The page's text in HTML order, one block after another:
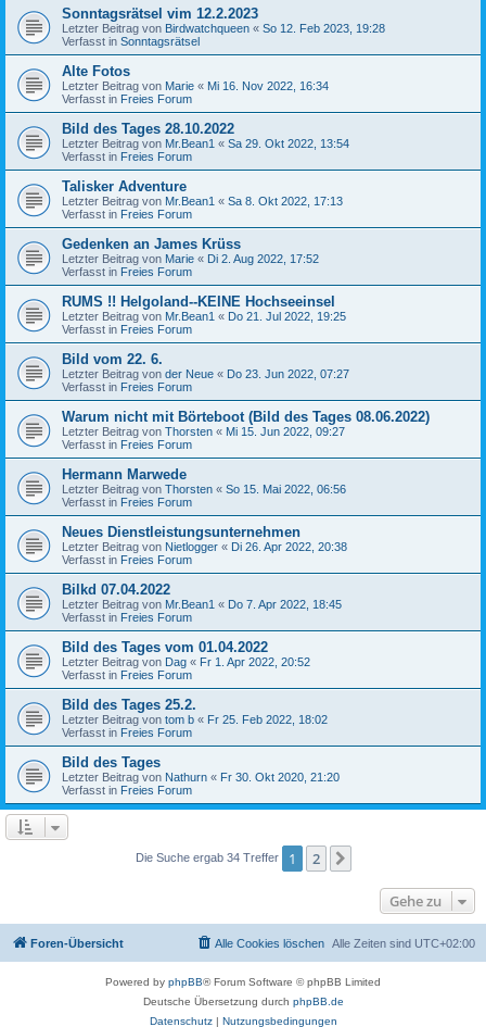
Sonntagsrätsel vim 12.2.2023
Letzter Beitrag von Birdwatchqueen « So 12. Feb 2023, 19:28
Verfasst in Sonntagsrätsel
Alte Fotos
Letzter Beitrag von Marie « Mi 16. Nov 2022, 16:34
Verfasst in Freies Forum
Bild des Tages 28.10.2022
Letzter Beitrag von Mr.Bean1 « Sa 29. Okt 2022, 13:54
Verfasst in Freies Forum
Talisker Adventure
Letzter Beitrag von Mr.Bean1 « Sa 8. Okt 2022, 17:13
Verfasst in Freies Forum
Gedenken an James Krüss
Letzter Beitrag von Marie « Di 2. Aug 2022, 17:52
Verfasst in Freies Forum
RUMS !! Helgoland--KEINE Hochseeinsel
Letzter Beitrag von Mr.Bean1 « Do 21. Jul 2022, 19:25
Verfasst in Freies Forum
Bild vom 22. 6.
Letzter Beitrag von der Neue « Do 23. Jun 2022, 07:27
Verfasst in Freies Forum
Warum nicht mit Börteboot (Bild des Tages 08.06.2022)
Letzter Beitrag von Thorsten « Mi 15. Jun 2022, 09:27
Verfasst in Freies Forum
Hermann Marwede
Letzter Beitrag von Thorsten « So 15. Mai 2022, 06:56
Verfasst in Freies Forum
Neues Dienstleistungsunternehmen
Letzter Beitrag von Nietlogger « Di 26. Apr 2022, 20:38
Verfasst in Freies Forum
Bilkd 07.04.2022
Letzter Beitrag von Mr.Bean1 « Do 7. Apr 2022, 18:45
Verfasst in Freies Forum
Bild des Tages vom 01.04.2022
Letzter Beitrag von Dag « Fr 1. Apr 2022, 20:52
Verfasst in Freies Forum
Bild des Tages 25.2.
Letzter Beitrag von tom b « Fr 25. Feb 2022, 18:02
Verfasst in Freies Forum
Bild des Tages
Letzter Beitrag von Nathurn « Fr 30. Okt 2020, 21:20
Verfasst in Freies Forum
Die Suche ergab 34 Treffer 1 2
Gehe zu
Foren-Übersicht Alle Zeiten sind UTC+02:00
Alle Cookies löschen
Powered by phpBB® Forum Software © phpBB Limited
Deutsche Übersetzung durch phpBB.de
Datenschutz| Nutzungsbedingungen